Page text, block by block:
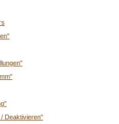
Deaktivieren"